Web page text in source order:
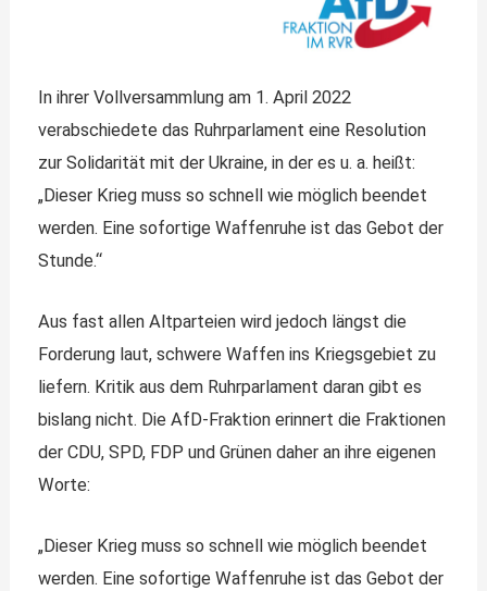
In ihrer Vollversammlung am 1. April 2022
verabschiedete das Ruhrparlament eine Resolution
zur Solidarität mit der Ukraine, in der es u. a. heißt:
„Dieser Krieg muss so schnell wie möglich beendet
werden. Eine sofortige Waffenruhe ist das Gebot der
Stunde.“
Aus fast allen Altparteien wird jedoch längst die
Forderung laut, schwere Waffen ins Kriegsgebiet zu
liefern. Kritik aus dem Ruhrparlament daran gibt es
bislang nicht. Die AfD-Fraktion erinnert die Fraktionen
der CDU, SPD, FDP und Grünen daher an ihre eigenen
Worte:
„Dieser Krieg muss so schnell wie möglich beendet
werden. Eine sofortige Waffenruhe ist das Gebot der